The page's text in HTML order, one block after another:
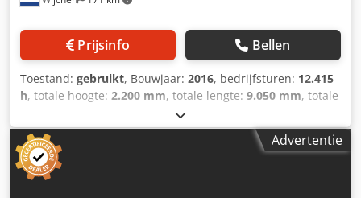
mogelijk van alles in de industriële sectoren Yorick Diebels
Prijsinfo Bellen
Toestand: gebruikt, Bouwjaar: 2016, bedrijfsturen: 12.415
h, totale hoogte: 2.200 mm, totale lengte: 9.050 mm, totale
, Kleur: Wit Gewicht: 4.800 kg Prijs: Op
aanvraag - Bouwjaar: 2016 - Documentatie aanwezig: Ja - └
Type documentatie: Elektrische schema’s,
Onderdelenboek, Montage handleiding,
Besturingssysteem, Technische gegevens,
Advertentie